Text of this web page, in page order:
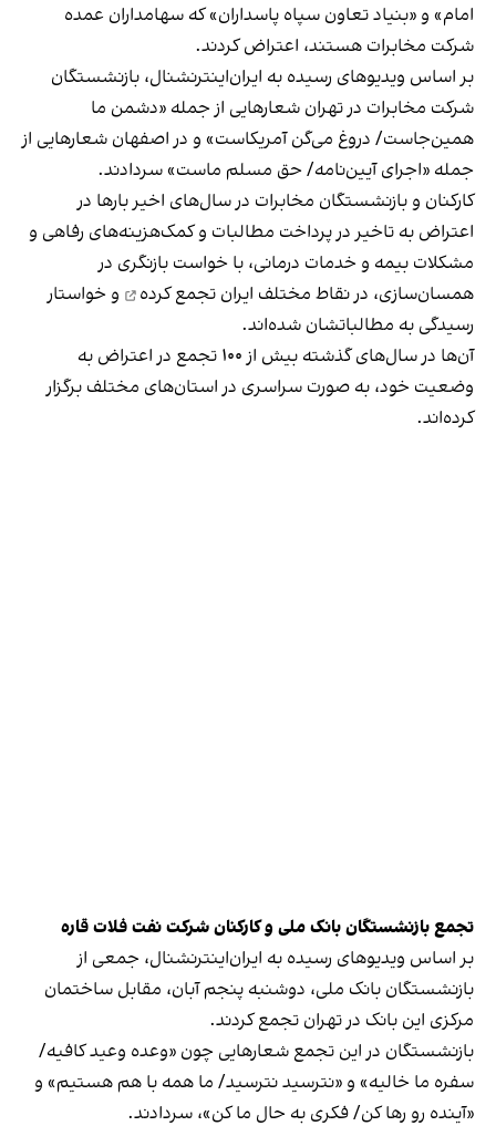
امام» و «بنیاد تعاون سپاه پاسداران» که سهامداران عمده
شرکت مخابرات هستند، اعتراض کردند.
بر اساس ویدیوهای رسیده به ایران‌اینترنشنال، بازنشستگان
شرکت مخابرات در تهران شعارهایی از جمله «دشمن ما
همین‌جاست/ دروغ می‌گن آمریکاست» و در اصفهان شعارهایی از
جمله «اجرای آیین‌نامه/ حق مسلم ماست» سردادند.
کارکنان و بازنشستگان مخابرات در سال‌های اخیر بارها در
اعتراض به تاخیر در پرداخت مطالبات و کمک‌هزینه‌های رفاهی و
مشکلات بیمه و خدمات درمانی، با خواست بازنگری در
همسان‌سازی، در نقاط مختلف ایران تجمع کرده
و خواستار
رسیدگی به مطالباتشان شده‌اند.
آن‌ها در سال‌های گذشته بیش از ۱۰۰ تجمع در اعتراض به
وضعیت خود، به صورت سراسری در استان‌های مختلف برگزار
کرده‌اند.
تجمع بازنشستگان بانک ملی و کارکنان شرکت نفت فلات قاره
بر اساس ویدیوهای رسیده به ایران‌اینترنشنال، جمعی از
بازنشستگان بانک ملی، دوشنبه پنجم آبان، مقابل ساختمان
مرکزی این بانک در تهران تجمع کردند.
بازنشستگان در این تجمع شعارهایی چون «وعده وعید کافیه/
سفره ما خالیه» و «نترسید نترسید/ ما همه با هم هستیم» و
«آینده رو رها کن/ فکری به حال ما کن»، سردادند.